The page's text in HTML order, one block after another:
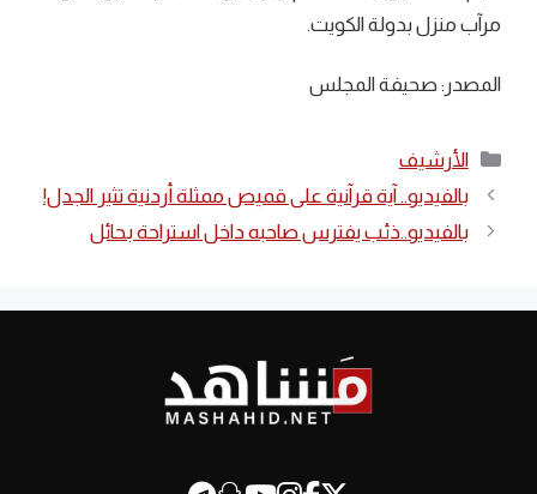
مرآب منزل بدولة الكويت.
المصدر: صحيفة المجلس
التصنيفات
الأرشيف
بالفيديو.. آية قرآنية على قميص ممثلة أردنية تثير الجدل!
بالفيديو..ذئب يفترس صاحبه داخل استراحة بحائل